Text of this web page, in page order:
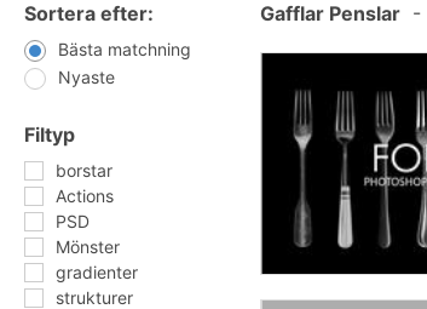
Sortera efter:
Bästa matchning
Nyaste
Filtyp
borstar
Actions
PSD
Mönster
gradienter
strukturer
Gafflar Penslar -